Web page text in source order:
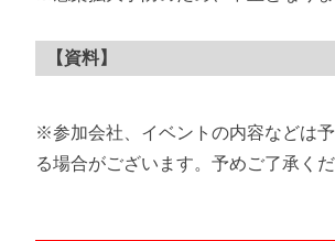
【資料】
※参加会社、イベントの内容などは
る場合がございます。予めご了承くだ